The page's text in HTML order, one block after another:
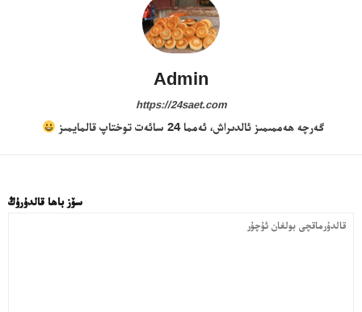
Admin
https://24saet.com
گەرچە ھەممىمىز ئالدىراش، ئەمما 24 سائەت توختاپ قالمايمىز
سۆز باھا قالدۇرۇڭ